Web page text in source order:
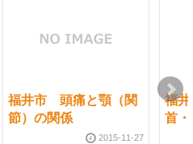
福井市 頭痛と顎（関
節）の関係
2015-11-27
福
首